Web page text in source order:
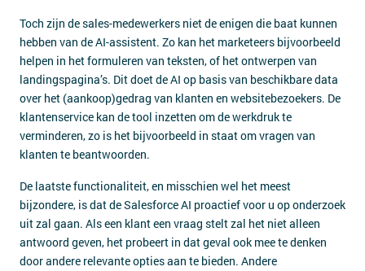
Toch zijn de sales-medewerkers niet de enigen die baat kunnen
hebben van de AI-assistent. Zo kan het marketeers bijvoorbeeld
helpen in het formuleren van teksten, of het ontwerpen van
landingspagina’s. Dit doet de AI op basis van beschikbare data
over het (aankoop)gedrag van klanten en websitebezoekers. De
klantenservice kan de tool inzetten om de werkdruk te
verminderen, zo is het bijvoorbeeld in staat om vragen van
klanten te beantwoorden.
De laatste functionaliteit, en misschien wel het meest
bijzondere, is dat de Salesforce AI proactief voor u op onderzoek
uit zal gaan. Als een klant een vraag stelt zal het niet alleen
antwoord geven, het probeert in dat geval ook mee te denken
door andere relevante opties aan te bieden. Andere